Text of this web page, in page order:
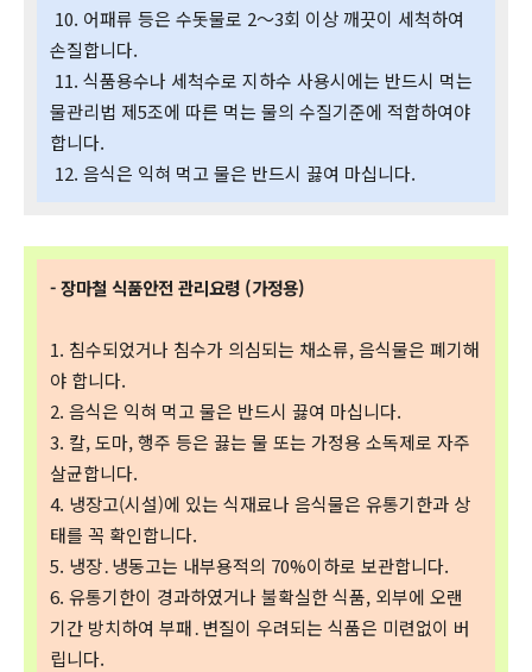
10. 어패류 등은 수돗물로 2～3회 이상 깨끗이 세척하여
손질합니다.
11. 식품용수나 세척수로 지하수 사용시에는 반드시 먹는
물관리법 제5조에 따른 먹는 물의 수질기준에 적합하여야
합니다.
12. 음식은 익혀 먹고 물은 반드시 끓여 마십니다.
- 장마철 식품안전 관리요령 (가정용)
1. 침수되었거나 침수가 의심되는 채소류, 음식물은 폐기해
야 합니다.
2. 음식은 익혀 먹고 물은 반드시 끓여 마십니다.
3. 칼, 도마, 행주 등은 끓는 물 또는 가정용 소독제로 자주
살균합니다.
4. 냉장고(시설)에 있는 식재료나 음식물은 유통기한과 상
태를 꼭 확인합니다.
5. 냉장․냉동고는 내부용적의 70%이하로 보관합니다.
6. 유통기한이 경과하였거나 불확실한 식품, 외부에 오랜
기간 방치하여 부패․변질이 우려되는 식품은 미련없이 버
립니다.